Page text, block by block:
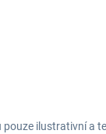
ilustrativní a